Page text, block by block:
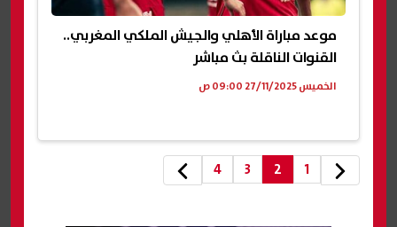
موعد مباراة الأهلي والجيش الملكي المغربي..
القنوات الناقلة بث مباشر
الخميس 27/11/2025 09:00 ص
1
2
3
4